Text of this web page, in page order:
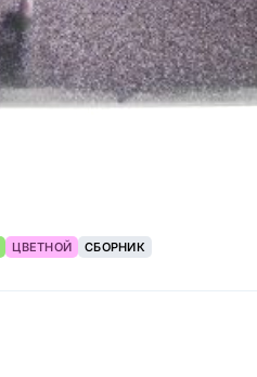
ЦВЕТНОЙ СБОРНИК